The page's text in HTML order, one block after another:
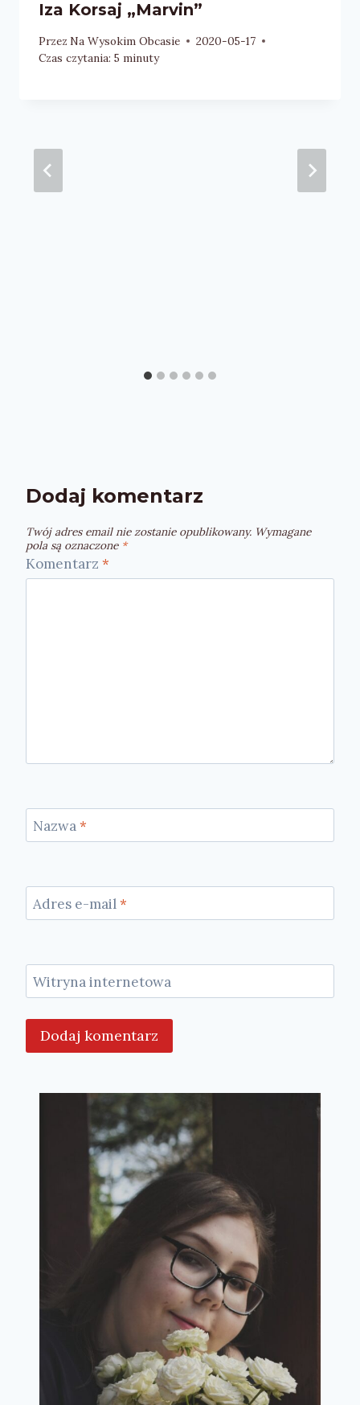
Iza Korsaj „Marvin”
Przez Na Wysokim Obcasie
2020-05-17
Czas czytania: 5 minuty
Dodaj komentarz
Twój adres email nie zostanie opublikowany. Wymagane
pola są oznaczone *
Komentarz *
Nazwa*
Adres e-mail*
Witryna internetowa